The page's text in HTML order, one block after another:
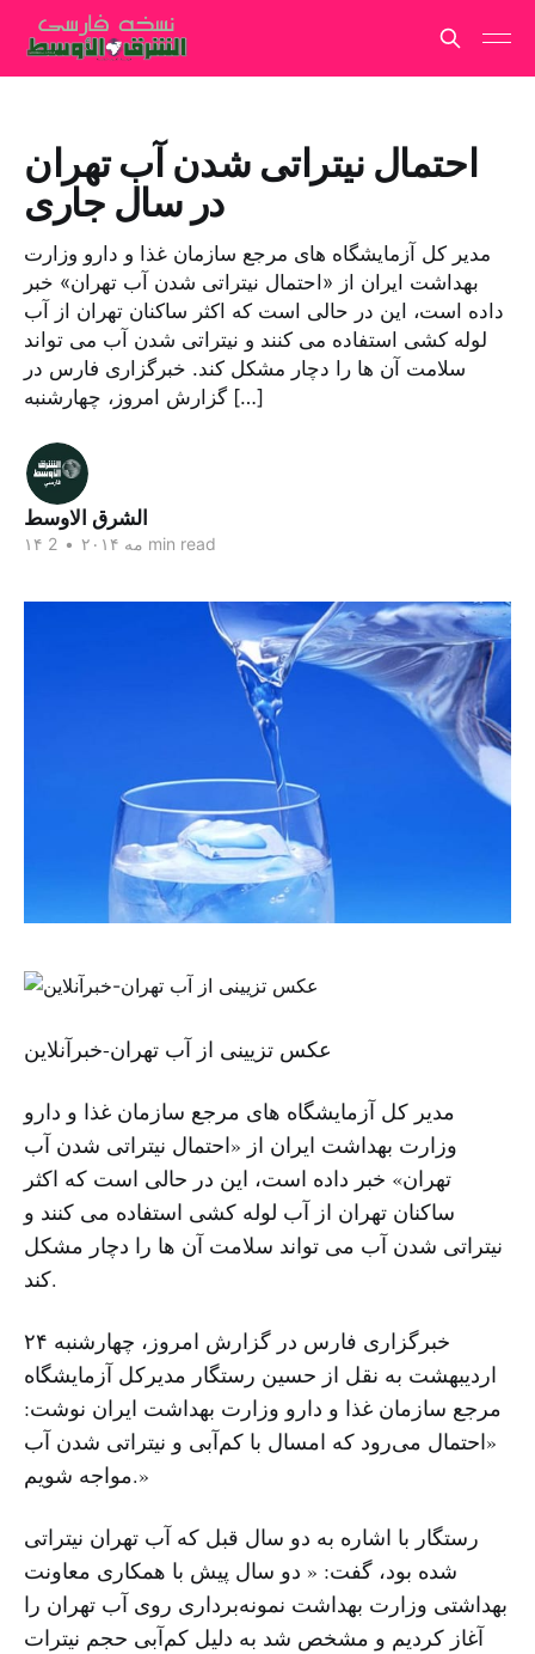
احتمال نیتراتی شدن آب تهران
در سال جاری
مدیر کل آزمایشگاه های مرجع سازمان غذا و دارو وزارت
بهداشت ایران از «احتمال نیتراتی شدن آب تهران» خبر
داده است، این در حالی است که اکثر ساکنان تهران از آب
لوله کشی استفاده می کنند و نیتراتی شدن آب می تواند
سلامت آن ها را دچار مشکل کند. خبرگزاری فارس در
گزارش امروز، چهارشنبه […]
الشرق الاوسط
۱۴ مه ۲۰۱۴ • 2 min read
عکس تزیینی از آب تهران-خبرآنلاین
مدیر کل آزمایشگاه های مرجع سازمان غذا و دارو
وزارت بهداشت ایران از «احتمال نیتراتی شدن آب
تهران» خبر داده است، این در حالی است که اکثر
ساکنان تهران از آب لوله کشی استفاده می کنند و
نیتراتی شدن آب می تواند سلامت آن ها را دچار مشکل
کند.
خبرگزاری فارس در گزارش امروز، چهارشنبه ۲۴
اردیبهشت به نقل از حسین رستگار مدیرکل آزمایشگاه
مرجع سازمان غذا و دارو وزارت بهداشت ایران نوشت:
«احتمال می‌رود که امسال با کم‌آبی و نیتراتی شدن آب
مواجه شویم.»
رستگار با اشاره به دو سال قبل که آب تهران نیتراتی
شده بود، گفت: « دو سال پیش با همکاری معاونت
بهداشتی وزارت بهداشت نمونه‌برداری روی آب تهران را
آغاز کردیم و مشخص شد به دلیل کم‌آبی حجم نیترات